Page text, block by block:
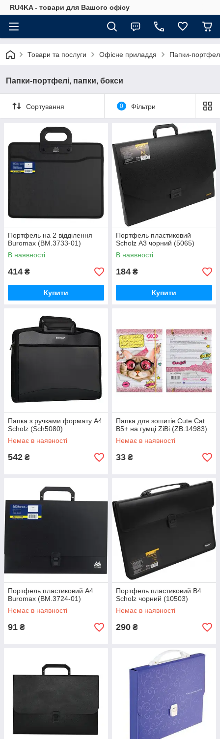
RU4KA - товари для Вашого офісу
Товари та послуги Офісне приладдя Папки-
Папки-портфелі, папки, бокси
Сортування 0 Фільтри
Портфель на 2 відділення
Buromax (BM.3733-01)
В наявності
414 ₴
Купити
Портфель пластиковий
Scholz А3 чорний (5065)
В наявності
184 ₴
Купити
Папка з ручками формату А4
Scholz (Sch5080)
Немає в наявності
542 ₴
Папка для зошитів Cute Cat
B5+ на гумці ZiBi (ZB.14983)
Немає в наявності
33 ₴
Портфель пластиковий A4
Buromax (BM.3724-01)
Немає в наявності
91 ₴
Портфель пластиковий B4
Scholz чорний (10503)
Немає в наявності
290 ₴